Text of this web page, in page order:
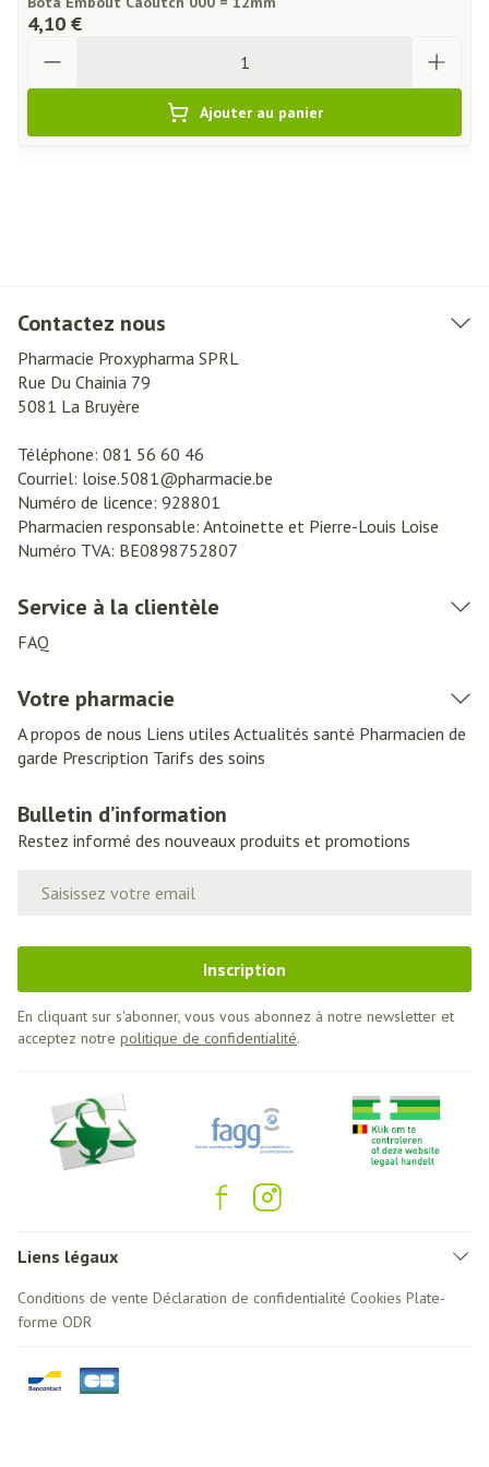
4,10 €
Ajouter au panier
Contactez nous
Pharmacie Proxypharma SPRL
Rue Du Chainia 79
5081 La Bruyère
Téléphone: 081 56 60 46
Courriel: loise.5081@pharmacie.be
Numéro de licence: 928801
Pharmacien responsable: Antoinette et Pierre-Louis Loise
Numéro TVA: BE0898752807
Service à la clientèle
FAQ
Votre pharmacie
A propos de nous Liens utiles Actualités santé Pharmacien de
garde Prescription Tarifs des soins
Bulletin d’information
Restez informé des nouveaux produits et promotions
Inscription
En cliquant sur s'abonner, vous vous abonnez à notre newsletter et
acceptez notre politique de confidentialité.
Liens légaux
Conditions de vente Déclaration de confidentialité Cookies Plate-
forme ODR